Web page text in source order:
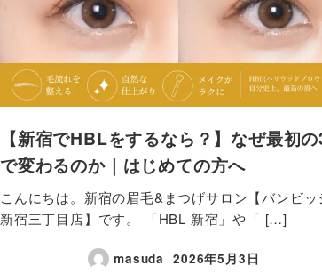
【新宿でHBLをするなら？】なぜ最初
で変わるのか｜はじめての方へ
こんにちは。新宿の眉毛&まつげサロン【バンビッ
新宿三丁目店】です。 「HBL 新宿」や「 […]
masuda 2026年5月3日